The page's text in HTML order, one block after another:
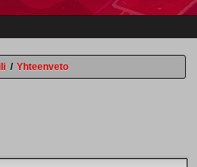
/ Yhteenveto